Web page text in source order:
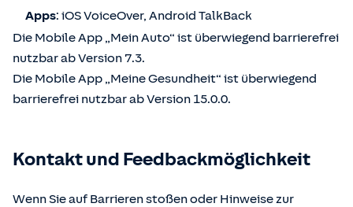
Apps: iOS VoiceOver, Android TalkBack
Die Mobile App „Mein Auto“ ist überwiegend barrierefrei
nutzbar ab Version 7.3.
Die Mobile App „Meine Gesundheit“ ist überwiegend
barrierefrei nutzbar ab Version 15.0.0.
Kontakt und Feedbackmöglichkeit
Wenn Sie auf Barrieren stoßen oder Hinweise zur